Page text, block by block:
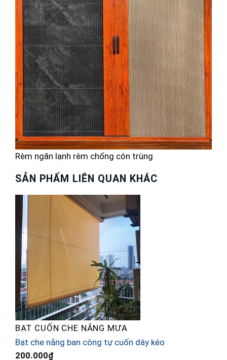
Rèm ngăn lạnh rèm chống côn trùng
SẢN PHẨM LIÊN QUAN KHÁC
BẠT CUỐN CHE NẮNG MƯA
Bạt che nắng ban công tự cuốn dây kéo
200.000₫